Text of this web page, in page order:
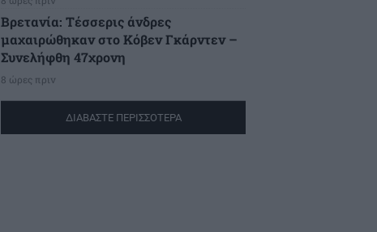
Βρετανία: Τέσσερις άνδρες
μαχαιρώθηκαν στο Κόβεν Γκάρντεν –
Συνελήφθη 47χρονη
8 ώρες πριν
ΔΙΑΒΑΣΤΕ ΠΕΡΙΣΣΟΤΕΡΑ